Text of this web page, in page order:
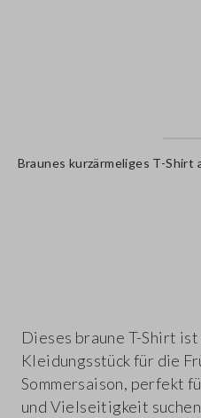
Braunes kurzärmeliges T-
Dieses braune T-Shirt
Kleidungsstück für die
Sommersaison, perfekt
und Vielseitigkeit